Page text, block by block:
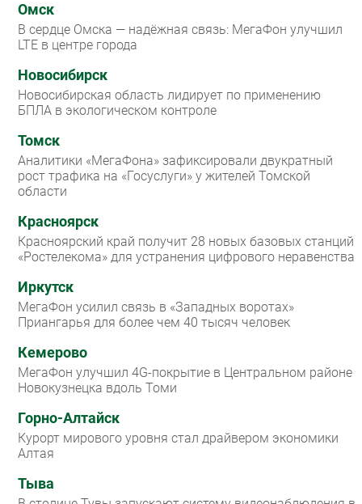
Омск
В сердце Омска — надёжная связь: МегаФон улучшил
LTE в центре города
Новосибирск
Новосибирская область лидирует по применению
БПЛА в экологическом контроле
Томск
Аналитики «МегаФона» зафиксировали двукратный
рост трафика на «Госуслуги» у жителей Томской
области
Красноярск
Красноярский край получит 28 новых базовых станций
«Ростелекома» для устранения цифрового неравенства
Иркутск
МегаФон усилил связь в «Западных воротах»
Приангарья для более чем 40 тысяч человек
Кемерово
МегаФон улучшил 4G-покрытие в Центральном районе
Новокузнецка вдоль Томи
Горно-Алтайск
Курорт мирового уровня стал драйвером экономики
Алтая
Тыва